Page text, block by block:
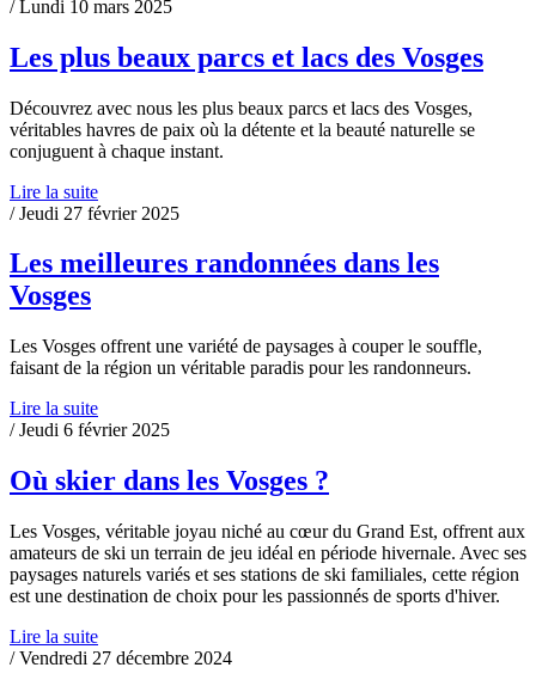
/ Lundi 10 mars 2025
Les plus beaux parcs et lacs des Vosges
Découvrez avec nous les plus beaux parcs et lacs des Vosges,
véritables havres de paix où la détente et la beauté naturelle se
conjuguent à chaque instant.
Lire la suite
/ Jeudi 27 février 2025
Les meilleures randonnées dans les
Vosges
Les Vosges offrent une variété de paysages à couper le souffle,
faisant de la région un véritable paradis pour les randonneurs.
Lire la suite
/ Jeudi 6 février 2025
Où skier dans les Vosges ?
Les Vosges, véritable joyau niché au cœur du Grand Est, offrent aux
amateurs de ski un terrain de jeu idéal en période hivernale. Avec ses
paysages naturels variés et ses stations de ski familiales, cette région
est une destination de choix pour les passionnés de sports d'hiver.
Lire la suite
/ Vendredi 27 décembre 2024